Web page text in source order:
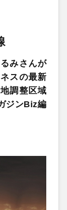
みさんが
スの最新
調整区域
ジンBiz編